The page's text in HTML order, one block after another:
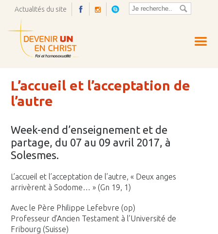
Actualités du site
L’accueil et l’acceptation de
l’autre
Week-end d’enseignement et de
partage, du 07 au 09 avril 2017, à
Solesmes.
L’accueil et l’acceptation de l’autre, « Deux anges
arrivèrent à Sodome… » (Gn 19, 1)
Avec le Père Philippe Lefebvre (op)
Professeur d’Ancien Testament à l’Université de
Fribourg (Suisse)